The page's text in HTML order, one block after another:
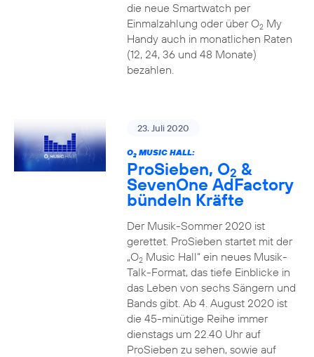
die neue Smartwatch per
Einmalzahlung oder über O2My
Handy auch in monatlichen Raten
(12, 24, 36 und 48 Monate)
bezahlen.
23. Juli 2020
O2MUSIC HALL:
ProSieben, O2 &
SevenOne AdFactory
bündeln Kräfte
Der Musik-Sommer 2020 ist
gerettet. ProSieben startet mit der
„O2Music Hall“ ein neues Musik-
Talk-Format, das tiefe Einblicke in
das Leben von sechs Sängern und
Bands gibt. Ab 4. August 2020 ist
die 45-minütige Reihe immer
dienstags um 22.40 Uhr auf
ProSieben zu sehen, sowie auf